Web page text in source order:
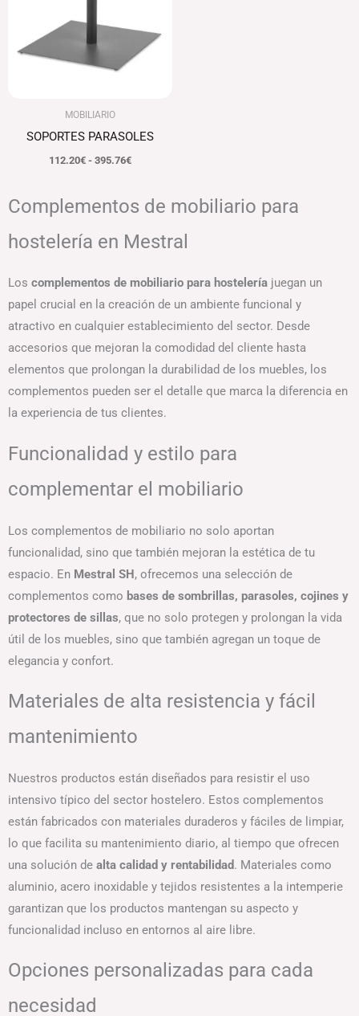
MOBILIARIO
SOPORTES PARASOLES
112.20€ - 395.76€
Complementos de mobiliario para
hostelería en Mestral
Los complementos de mobiliario para hostelería juegan un
papel crucial en la creación de un ambiente funcional y
atractivo en cualquier establecimiento del sector. Desde
accesorios que mejoran la comodidad del cliente hasta
elementos que prolongan la durabilidad de los muebles, los
complementos pueden ser el detalle que marca la diferencia en
la experiencia de tus clientes.
Funcionalidad y estilo para
complementar el mobiliario
Los complementos de mobiliario no solo aportan
funcionalidad, sino que también mejoran la estética de tu
espacio. En Mestral SH, ofrecemos una selección de
complementos como bases de sombrillas, parasoles, cojines y
protectores de sillas, que no solo protegen y prolongan la vida
útil de los muebles, sino que también agregan un toque de
elegancia y confort.
Materiales de alta resistencia y fácil
mantenimiento
Nuestros productos están diseñados para resistir el uso
intensivo típico del sector hostelero. Estos complementos
están fabricados con materiales duraderos y fáciles de limpiar,
lo que facilita su mantenimiento diario, al tiempo que ofrecen
una solución de alta calidad y rentabilidad. Materiales como
aluminio, acero inoxidable y tejidos resistentes a la intemperie
garantizan que los productos mantengan su aspecto y
funcionalidad incluso en entornos al aire libre.
Opciones personalizadas para cada
necesidad